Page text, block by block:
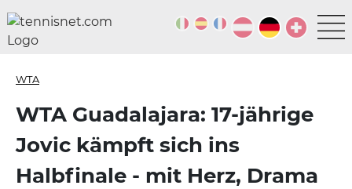
WTA
WTA Guadalajara: 17-jährige
Jovic kämpft sich ins
Halbfinale - mit Herz, Drama